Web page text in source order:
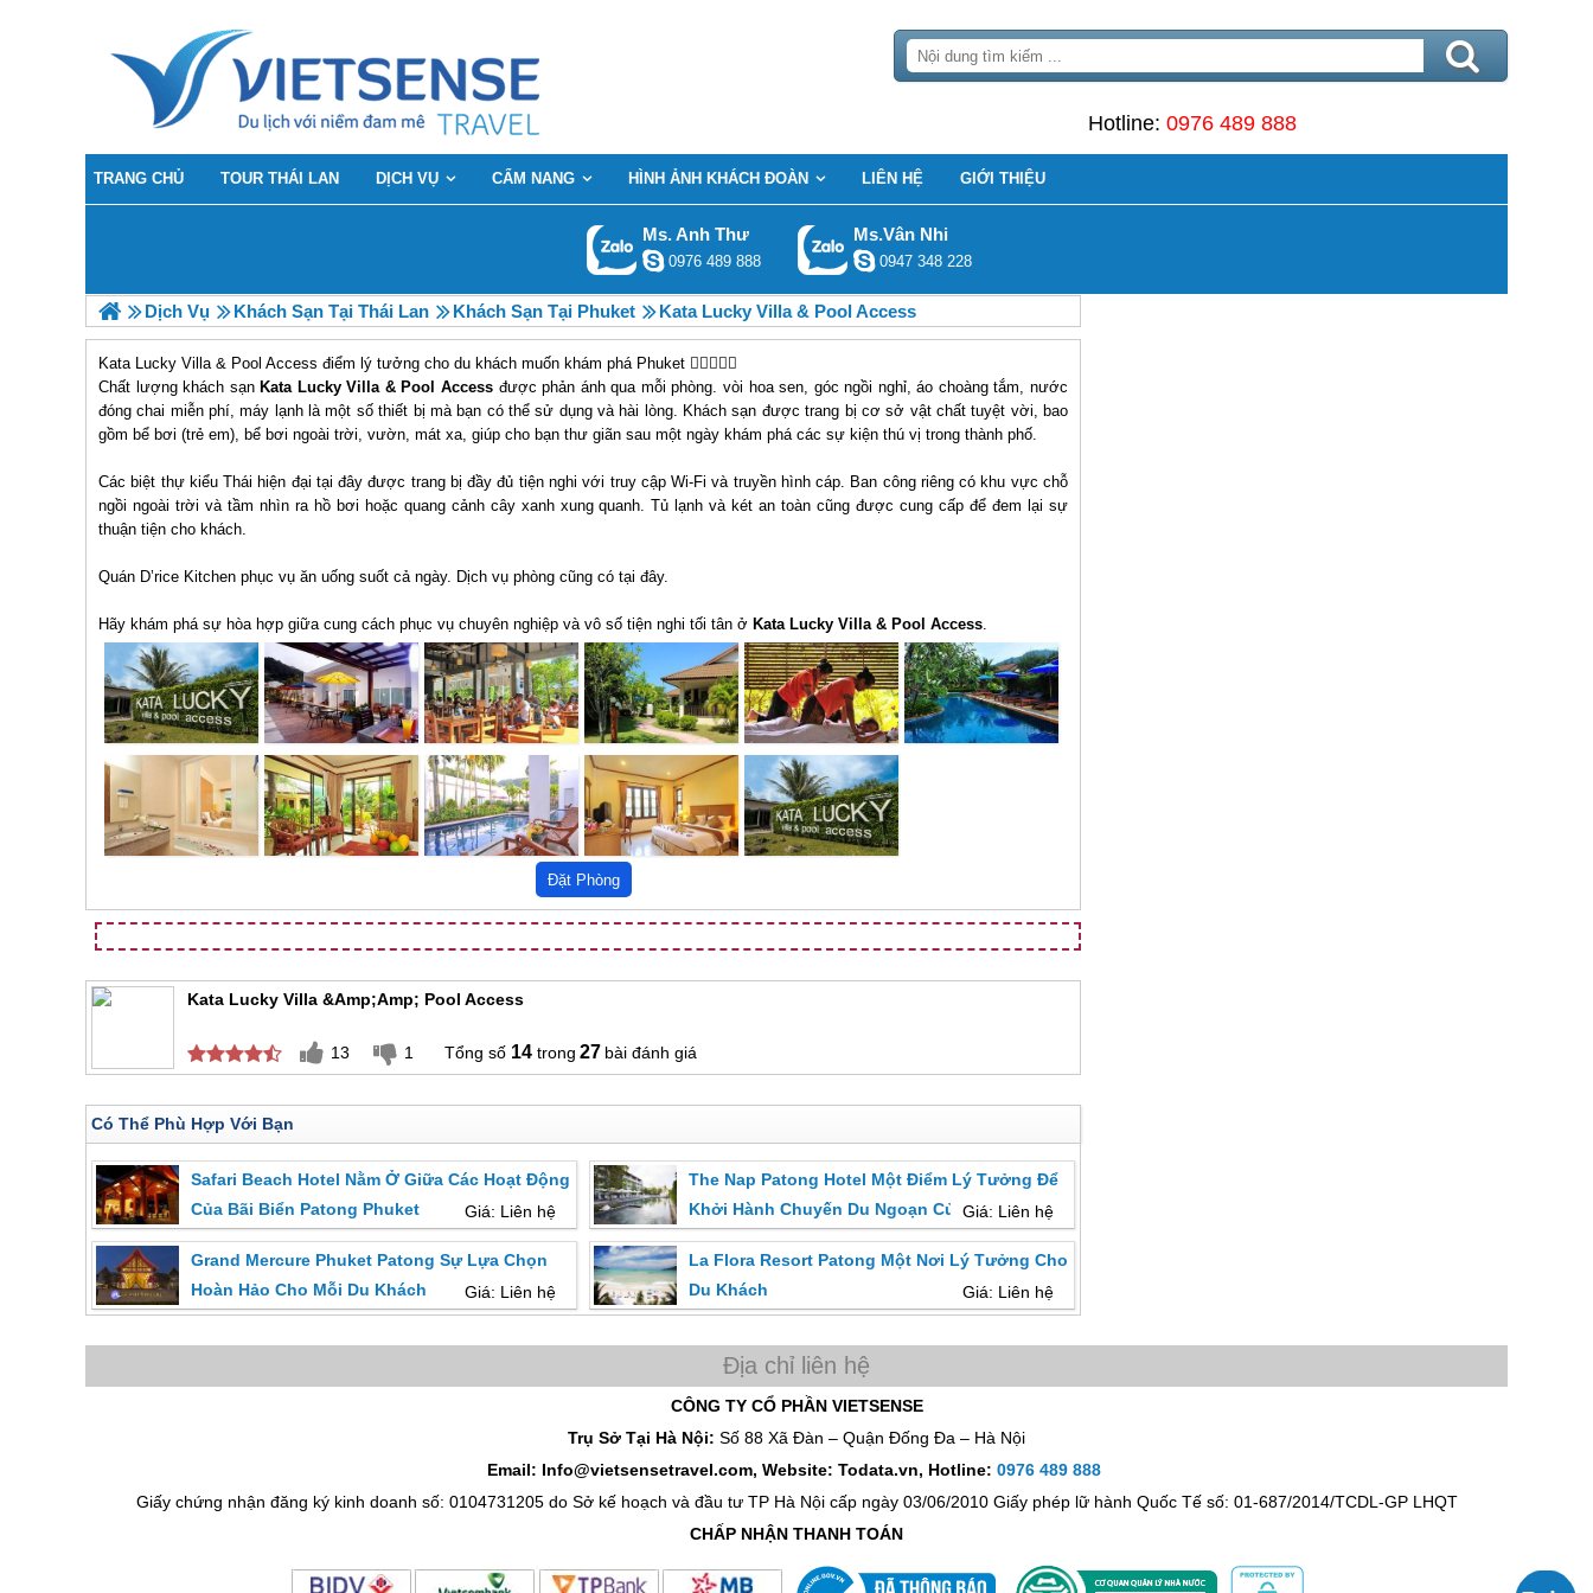
Hotline: 0976 489 888
TRANG CHỦ TOUR THÁI LAN DỊCH VỤ CẨM NANG HÌNH ẢNH KHÁCH ĐOÀN LIÊN HỆ GIỚI THIỆU
Ms. Anh Thư
0976 489 888
Ms.Vân Nhi
0947 348 228
Dịch Vụ Khách Sạn Tại Thái Lan Khách Sạn Tại Phuket Kata Lucky Villa & Pool Access
Kata Lucky Villa & Pool Access điểm lý tưởng cho du khách muốn khám phá Phuket
Chất lượng khách sạnKata Lucky Villa & Pool Access được phản ánh qua mỗi phòng. vòi hoa sen, góc ngồi nghỉ, áo choàng tắm, nước
đóng chai miễn phí, máy lạnh là một số thiết bị mà bạn có thể sử dụng và hài lòng. Khách sạn được trang bị cơ sở vật chất tuyệt vời, bao
gồm bể bơi (trẻ em), bể bơi ngoài trời, vườn, mát xa, giúp cho bạn thư giãn sau một ngày khám phá các sự kiện thú vị trong thành phố.
Các biệt thự kiểu Thái hiện đại tại đây được trang bị đầy đủ tiện nghi với truy cập Wi-Fi và truyền hình cáp. Ban công riêng có khu vực chỗ
ngồi ngoài trời và tầm nhìn ra hồ bơi hoặc quang cảnh cây xanh xung quanh. Tủ lạnh và két an toàn cũng được cung cấp để đem lại sự
thuận tiện cho khách.
Quán D’rice Kitchen phục vụ ăn uống suốt cả ngày. Dịch vụ phòng cũng có tại đây.
Hãy khám phá sự hòa hợp giữa cung cách phục vụ chuyên nghiệp và vô số tiện nghi tối tân ở Kata Lucky Villa & Pool Access.
Kata Lucky Villa &amp;amp; Pool Access
13 1 14 27 bài đánh giá
Có Thể Phù Hợp Với Bạn
Safari Beach Hotel Nằm Ở Giữa Các Hoạt Động
Của Bãi Biển Patong Phuket
Giá: Liên hệ
The Nap Patong Hotel Một Điểm Lý Tưởng Để
Khởi Hành Chuyến Du Ngoạn Của BạnGiá: Liên hệ
Grand Mercure Phuket Patong Sự Lựa Chọn
Hoàn Hảo Cho Mỗi Du Khách
Giá: Liên hệ
La Flora Resort Patong Một Nơi Lý Tưởng Cho
Du Khách
Giá: Liên hệ
CÔNG TY CỔ PHẦN VIETSENSE
Trụ Sở Tại Hà Nội: Số 88 Xã Đàn – Quận Đống Đa – Hà Nội
Email: Info@vietsensetravel.com, Website: Todata.vn, Hotline: 0976 489 888
Giấy chứng nhận đăng ký kinh doanh số: 0104731205 do Sở kế hoạch và đầu tư TP Hà Nội cấp ngày 03/06/2010 Giấy phép lữ hành Quốc Tế số: 01-687/2014/TCDL-GP LHQT
CHẤP NHẬN THANH TOÁN